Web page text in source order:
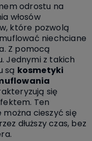
odrostu na
włosów
które pozwolą
niechciane
Z pomocą
Jednymi z takich
są kosmetyki
się
Ten
cieszyć się
dłuższy czas, bez